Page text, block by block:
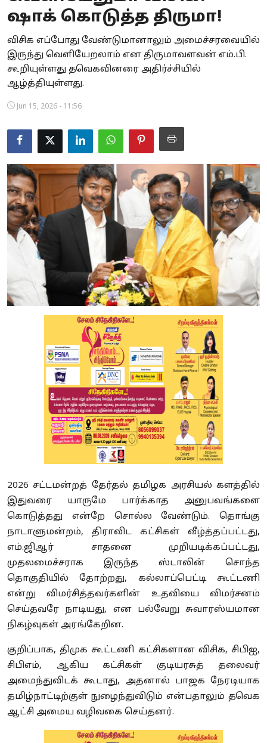
Business
Crime
Tamilnadu
Astrology
Spirituality
Weather
Politics
ஷாக் கொடுத்த திருமா!
விசிக எப்போது வேண்டுமானாலும் அமைச்சரவையில்
இருந்து வெளியேறலாம் என திருமாவளவன் எம்.பி.
கூறியுள்ளது தவெகவினரை அதிர்ச்சியில்
ஆழ்த்தியுள்ளது.
Jun 15, 2026 - 11:56
2026 சட்டமன்றத் தேர்தல் தமிழக அரசியல் களத்தில்
இதுவரை யாருமே பார்க்காத அனுபவங்களை
கொடுத்தது என்றே சொல்ல வேண்டும். தொங்கு
நாடாளுமன்றம், திராவிட கட்சிகள் வீழ்த்தப்பட்டது,
எம்.ஜிஆர் சாதனை முறியடிக்கப்பட்டது,
முதலமைச்சராக இருந்த ஸ்டாலின் சொந்த
தொகுதியில் தோற்றது, கல்லாப்பெட்டி கூட்டணி
என்று விமர்சித்தவர்களின் உதவியை விமர்சனம்
செய்தவரே நாடியது, என பல்வேறு சுவாரஸ்யமான
நிகழ்வுகள் அரங்கேறின.
குறிப்பாக, திமுக கூட்டணி கட்சிகளான விசிக, சிபிஐ,
சிபிஎம், ஆகிய கட்சிகள் குடியரசுத் தலைவர்
அமைந்துவிடக் கூடாது, அதனால் பாஜக நேரடியாக
தமிழ்நாட்டிற்குள் நுழைந்துவிடும் என்பதாலும் தவெக
ஆட்சி அமைய வழிவகை செய்தனர்.